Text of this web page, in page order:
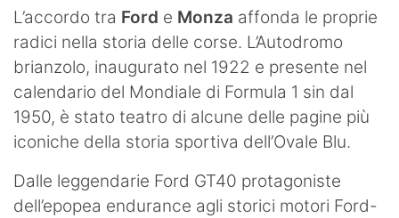
L’accordo tra Ford e Monza affonda le proprie
radici nella storia delle corse. L’Autodromo
brianzolo, inaugurato nel 1922 e presente nel
calendario del Mondiale di Formula 1 sin dal
1950, è stato teatro di alcune delle pagine più
iconiche della storia sportiva dell’Ovale Blu.
Dalle leggendarie Ford GT40 protagoniste
dell’epopea endurance agli storici motori Ford-